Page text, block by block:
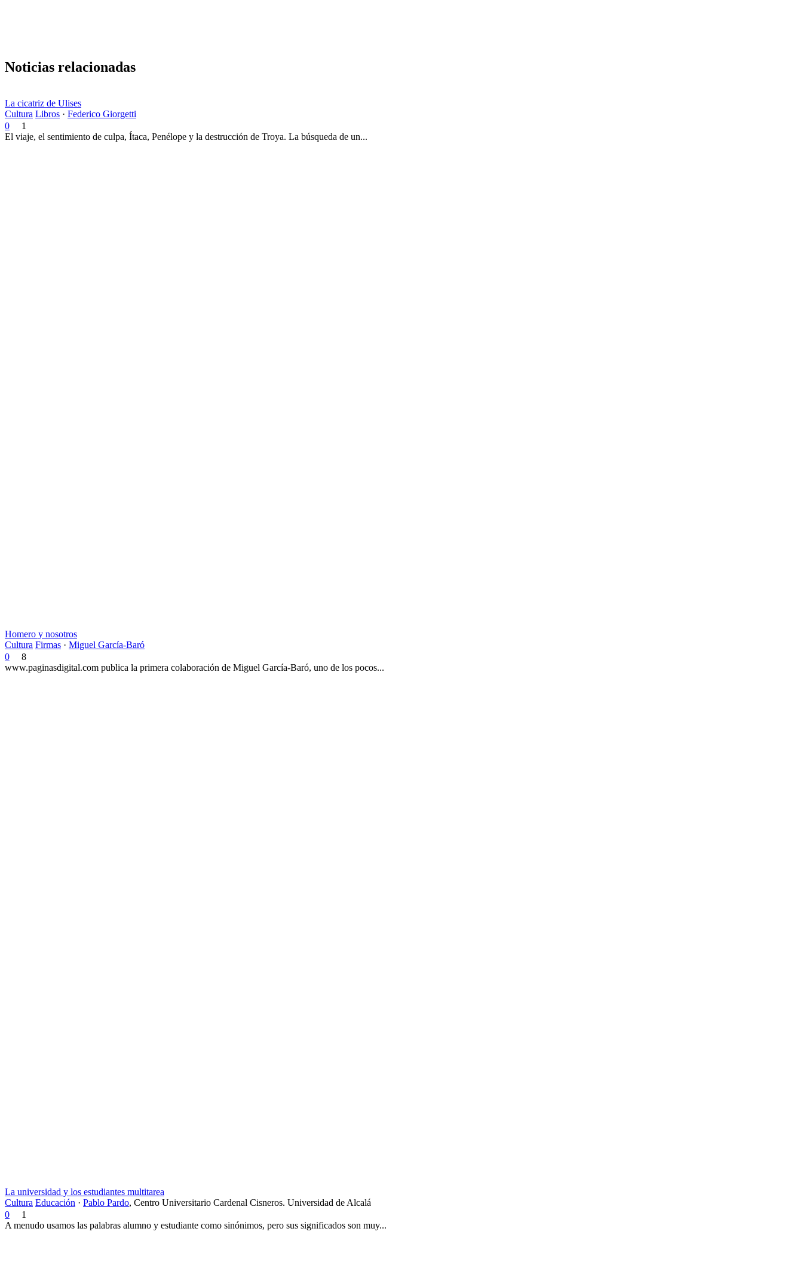
Noticias relacionadas
La cicatriz de Ulises
Cultura Libros · Federico Giorgetti
0
1
El viaje, el sentimiento de culpa, Ítaca, Penélope y la destrucción de Troya. La búsqueda de un...
Homero y nosotros
Cultura Firmas · Miguel García-Baró
0
8
www.paginasdigital.com publica la primera colaboración de Miguel García-Baró, uno de los pocos...
La universidad y los estudiantes multitarea
Cultura Educación · Pablo Pardo, Centro Universitario Cardenal Cisneros. Universidad de Alcalá
0
1
A menudo usamos las palabras alumno y estudiante como sinónimos, pero sus significados son muy...